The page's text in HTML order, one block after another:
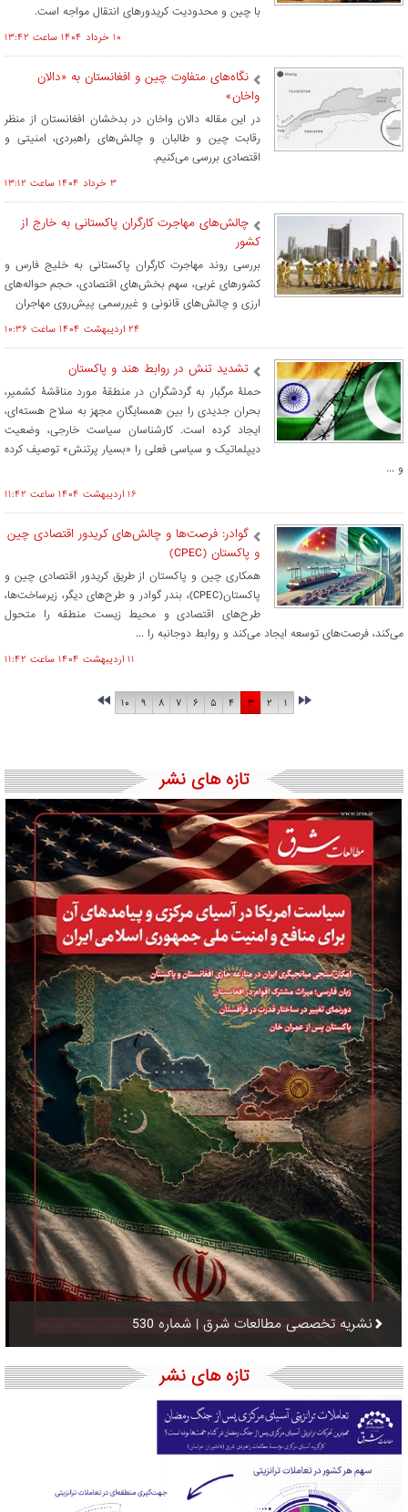
با چین و محدودیت کریدورهای انتقال مواجه است.
۱۰ خرداد ۱۴۰۴ ساعت ۱۳:۴۲
نگاه‌های متفاوت چین و افغانستان به «دالان
واخان»
در این مقاله دالان واخان در بدخشان افغانستان از منظر
رقابت چین و طالبان و چالش‌های راهبردی، امنیتی و
اقتصادی بررسی می‌کنیم.
۳ خرداد ۱۴۰۴ ساعت ۱۳:۱۲
چالش‌‎های مهاجرت کارگران پاکستانی به خارج از
کشور
بررسی روند مهاجرت کارگران پاکستانی به خلیج فارس و
کشورهای غربی، سهم بخش‌های اقتصادی، حجم حواله‌های
ارزی و چالش‌های قانونی و غیررسمی پیش‌روی مهاجران
۲۴ ارديبهشت ۱۴۰۴ ساعت ۱۰:۳۶
تشدید تنش در روابط هند و پاکستان
حملۀ مرگبار به گردشگران در منطقۀ مورد مناقشۀ کشمیر،
بحران جدیدی را بین همسایگانِ مجهز به سلاح هسته‌ای،
ایجاد کرده است. کارشناسان سیاست خارجی، وضعیت
دیپلماتیک و سیاسی فعلی را «بسیار پرتنش» توصیف کرده
و ...
۱۶ ارديبهشت ۱۴۰۴ ساعت ۱۱:۴۲
گوادر: فرصت‌ها و چالش‌های کریدور اقتصادی چین
و پاکستان (CPEC)
همکاری چین و پاکستان از طریق کریدور اقتصادی چین و
پاکستان(CPEC)، بندر گوادر و طرح‌های دیگر، زیرساخت‌ها،
طرح‌های اقتصادی و محیط زیست منطقه را متحول
می‌کند، فرصت‌های توسعه ایجاد می‌کند و روابط دوجانبه را ...
۱۱ ارديبهشت ۱۴۰۴ ساعت ۱۱:۴۲
۱ ۲ ۳ ۴ ۵ ۶ ۷ ۸ ۹ ۱۰
تازه های نشر
نشریه تخصصی مطالعات شرق | شماره 530
تازه های نشر